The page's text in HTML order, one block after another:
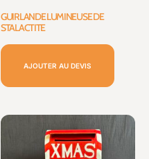
GUIRLANDE LUMINEUSE DE
STALACTITE
AJOUTER AU DEVIS